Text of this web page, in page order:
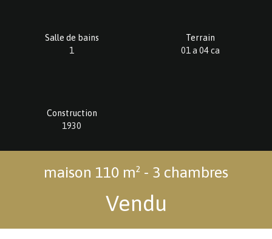
Salle de bains
1
Terrain
01 a 04 ca
Construction
1930
maison 110 m² - 3 chambres
Vendu